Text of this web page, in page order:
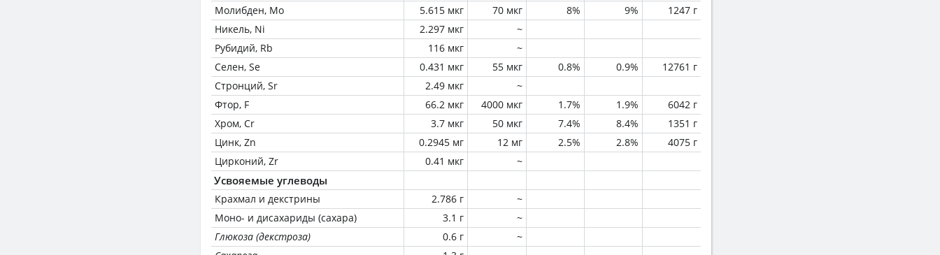
Молибден, Mo
5.615 мкг 70 мкг 8% 9%
1247 г
Никель, Ni
2.297 мкг
~
Рубидий, Rb
116 мкг
~
Селен, Se
0.431 мкг 55 мкг 0.8% 0.9%
12761 г
Стронций, Sr
2.49 мкг
~
Фтор, F
66.2 мкг 4000 мкг 1.7% 1.9%
6042 г
Хром, Cr
3.7 мкг 50 мкг 7.4% 8.4%
1351 г
Цинк, Zn
0.2945 мг 12 мг 2.5% 2.8%
4075 г
Цирконий, Zr
0.41 мкг ~
Усвояемые углеводы
Крахмал и декстрины 2.786 г
~
Моно- и дисахариды (сахара)
3.1 г
~
Глюкоза (декстроза)
0.6 г
~